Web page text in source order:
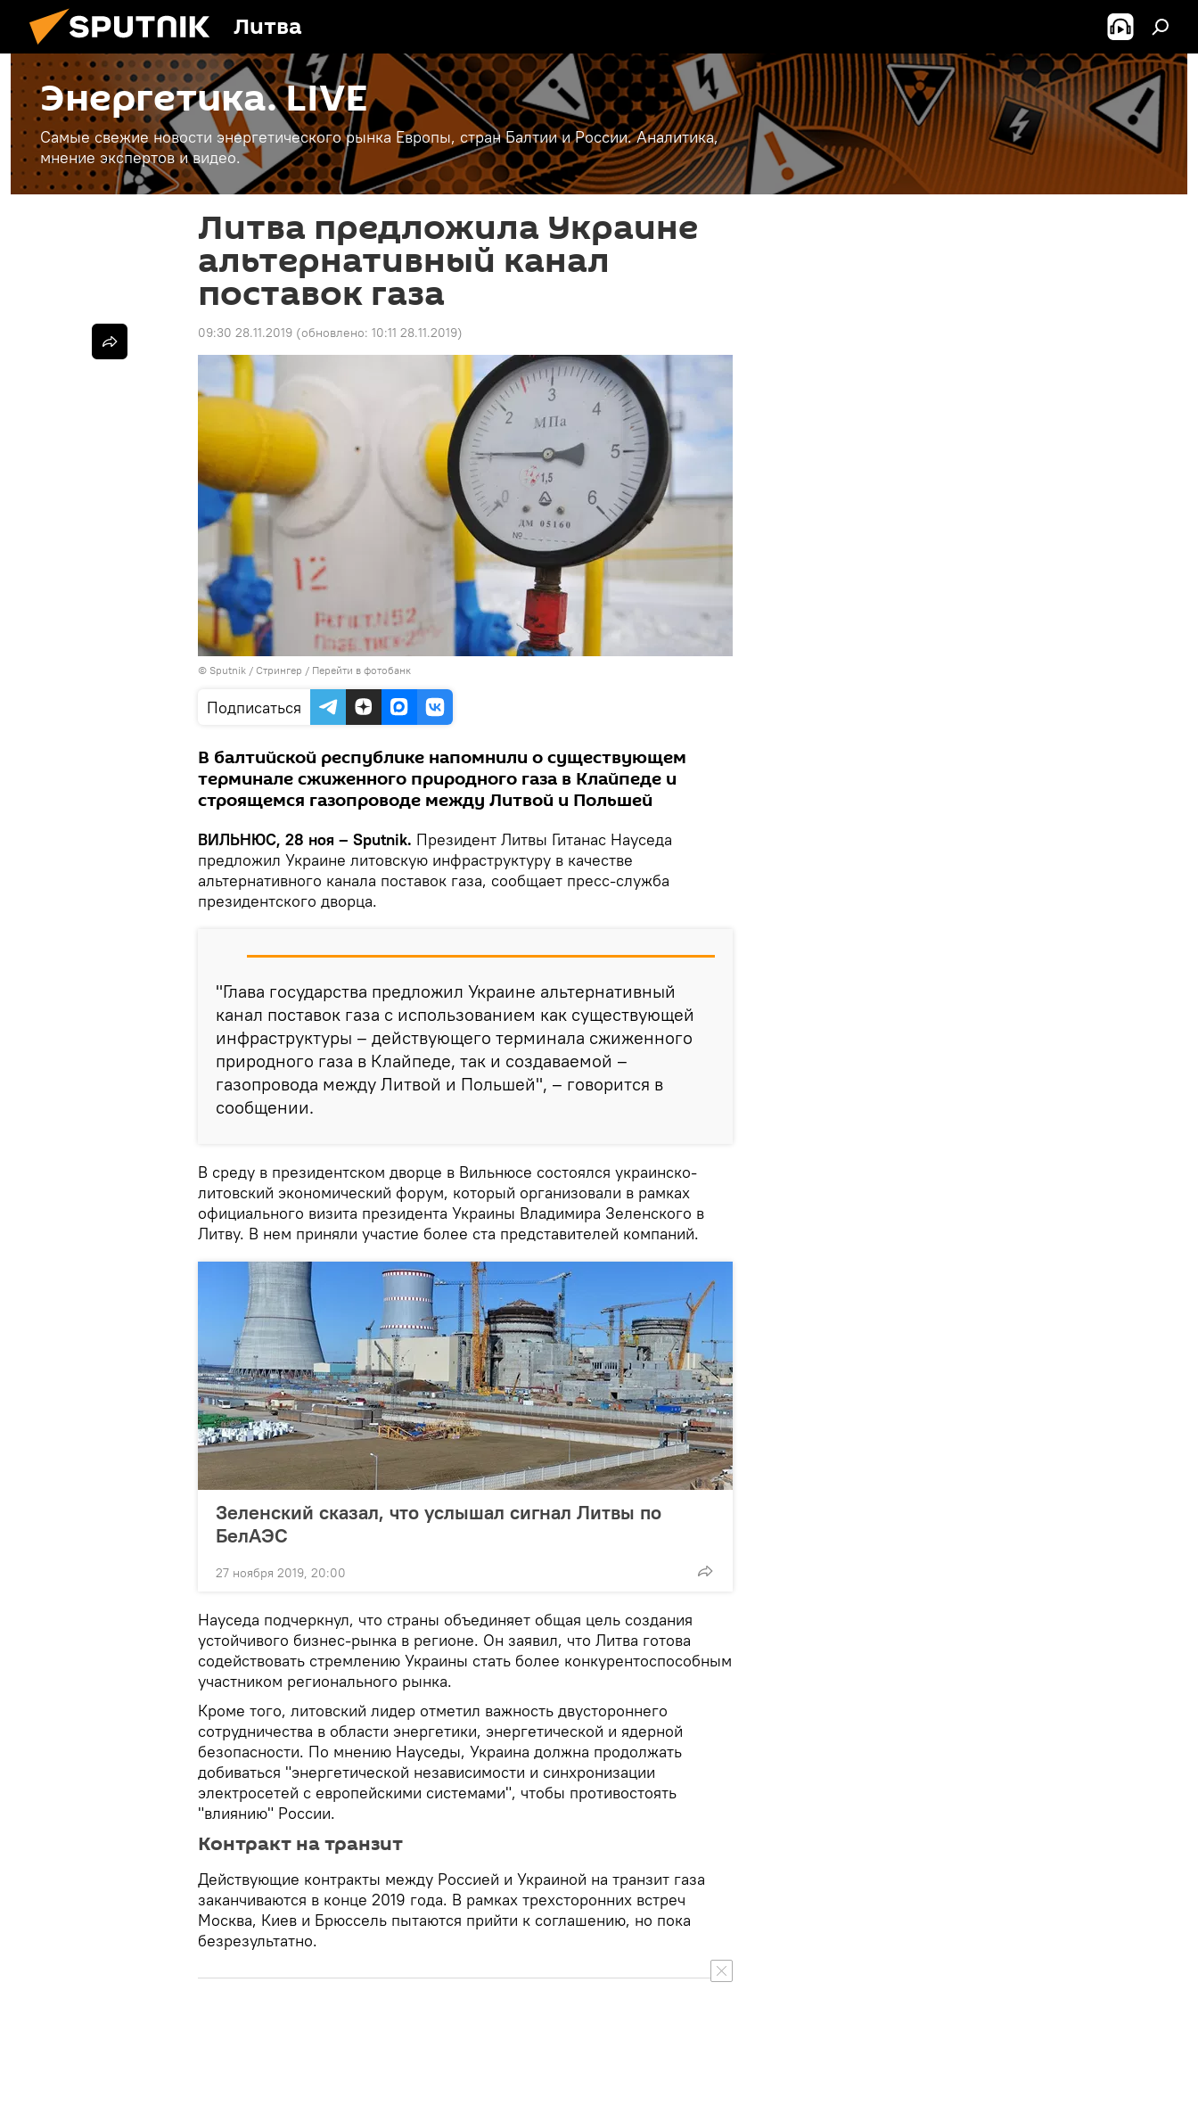
Литва
Энергетика. LIVE
Самые свежие новости энергетического рынка Европы, стран Балтии и России. Аналитика,
мнение экспертов и видео.
Литва предложила Украине
альтернативный канал
поставок газа
09:30 28.11.2019 (обновлено: 10:11 28.11.2019)
© Sputnik / Стрингер / Перейти в фотобанк
Подписаться
В балтийской республике напомнили о существующем
терминале сжиженного природного газа в Клайпеде и
строящемся газопроводе между Литвой и Польшей
ВИЛЬНЮС, 28 ноя – Sputnik. Президент Литвы Гитанас Науседа
предложил Украине литовскую инфраструктуру в качестве
альтернативного канала поставок газа, сообщает пресс-служба
президентского дворца.
"Глава государства предложил Украине альтернативный
канал поставок газа с использованием как существующей
инфраструктуры – действующего терминала сжиженного
природного газа в Клайпеде, так и создаваемой –
газопровода между Литвой и Польшей", – говорится в
сообщении.
В среду в президентском дворце в Вильнюсе состоялся украинско-
литовский экономический форум, который организовали в рамках
официального визита президента Украины Владимира Зеленского в
Литву. В нем приняли участие более ста представителей компаний.
Зеленский сказал, что услышал сигнал Литвы по
БелАЭС
27 ноября 2019, 20:00
Науседа подчеркнул, что страны объединяет общая цель создания
устойчивого бизнес-рынка в регионе. Он заявил, что Литва готова
содействовать стремлению Украины стать более конкурентоспособным
участником регионального рынка.
Кроме того, литовский лидер отметил важность двустороннего
сотрудничества в области энергетики, энергетической и ядерной
безопасности. По мнению Науседы, Украина должна продолжать
добиваться "энергетической независимости и синхронизации
электросетей с европейскими системами", чтобы противостоять
"влиянию" России.
Контракт на транзит
Действующие контракты между Россией и Украиной на транзит газа
заканчиваются в конце 2019 года. В рамках трехсторонних встреч
Москва, Киев и Брюссель пытаются прийти к соглашению, но пока
безрезультатно.